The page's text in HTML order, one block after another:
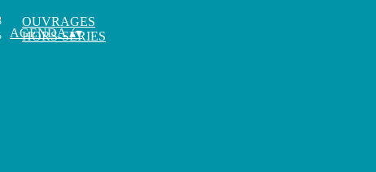
OUVRAGES
HORS-SÉRIES
AGENDA▴▾